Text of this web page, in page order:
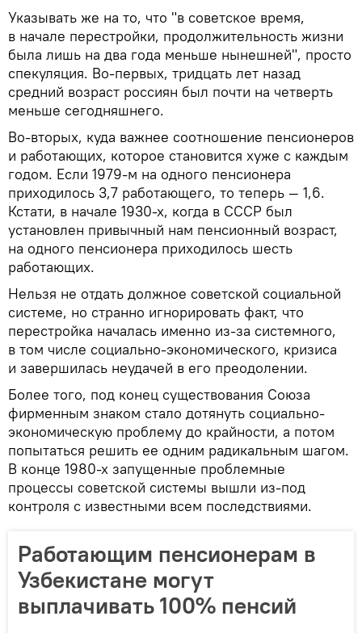
Указывать же на то, что "в советское время,
в начале перестройки, продолжительность жизни
была лишь на два года меньше нынешней", просто
спекуляция. Во-первых, тридцать лет назад
средний возраст россиян был почти на четверть
меньше сегодняшнего.
Во-вторых, куда важнее соотношение пенсионеров
и работающих, которое становится хуже с каждым
годом. Если 1979-м на одного пенсионера
приходилось 3,7 работающего, то теперь — 1,6.
Кстати, в начале 1930-х, когда в СССР был
установлен привычный нам пенсионный возраст,
на одного пенсионера приходилось шесть
работающих.
Нельзя не отдать должное советской социальной
системе, но странно игнорировать факт, что
перестройка началась именно из-за системного,
в том числе социально-экономического, кризиса
и завершилась неудачей в его преодолении.
Более того, под конец существования Союза
фирменным знаком стало дотянуть социально-
экономическую проблему до крайности, а потом
попытаться решить ее одним радикальным шагом.
В конце 1980-х запущенные проблемные
процессы советской системы вышли из-под
контроля с известными всем последствиями.
Работающим пенсионерам в
Узбекистане могут
выплачивать 100% пенсий